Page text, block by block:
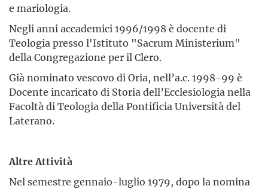
e mariologia.
Negli anni accademici 1996/1998 è docente di
Teologia presso l'Istituto "Sacrum Ministerium"
della Congregazione per il Clero.
Già nominato vescovo di Oria, nell’a.c. 1998-99 è
Docente incaricato di Storia dell’Ecclesiologia nella
Facoltà di Teologia della Pontificia Università del
Laterano.
Altre Attività
Nel semestre gennaio-luglio 1979, dopo la nomina